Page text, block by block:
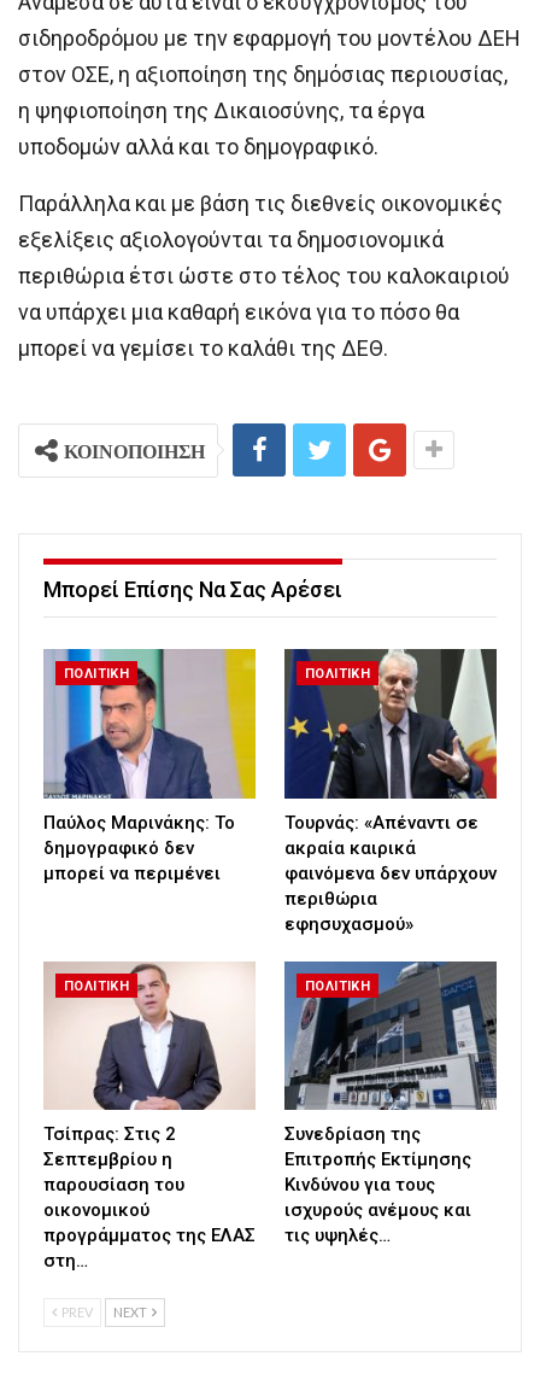
σιδηροδρόμου με την εφαρμογή του μοντέλου ΔΕΗ
στον ΟΣΕ, η αξιοποίηση της δημόσιας περιουσίας,
η ψηφιοποίηση της Δικαιοσύνης, τα έργα
υποδομών αλλά και το δημογραφικό.
Παράλληλα και με βάση τις διεθνείς οικονομικές
εξελίξεις αξιολογούνται τα δημοσιονομικά
περιθώρια έτσι ώστε στο τέλος του καλοκαιριού
να υπάρχει μια καθαρή εικόνα για το πόσο θα
μπορεί να γεμίσει το καλάθι της ΔΕΘ.
ΚΟΙΝΟΠΟΙΗΣΗ
Μπορεί Επίσης Να Σας Αρέσει
ΠΟΛΙΤΙΚΗ
Παύλος Μαρινάκης: Το
δημογραφικό δεν
μπορεί να περιμένει
ΠΟΛΙΤΙΚΗ
Τουρνάς: «Απέναντι σε
ακραία καιρικά
φαινόμενα δεν υπάρχουν
περιθώρια
εφησυχασμού»
ΠΟΛΙΤΙΚΗ
Τσίπρας: Στις 2
Σεπτεμβρίου η
παρουσίαση του
οικονομικού
προγράμματος της ΕΛΑΣ
στη…
ΠΟΛΙΤΙΚΗ
Συνεδρίαση της
Επιτροπής Εκτίμησης
Κινδύνου για τους
ισχυρούς ανέμους και
τις υψηλές…
PREV NEXT